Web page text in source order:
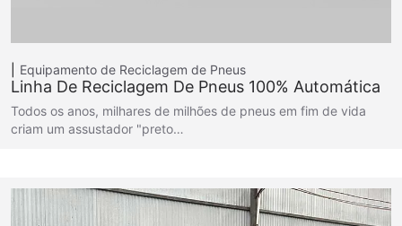
Equipamento de Reciclagem de Pneus
Linha De Reciclagem De Pneus 100% Automática
Todos os anos, milhares de milhões de pneus em fim de vida
criam um assustador "preto…